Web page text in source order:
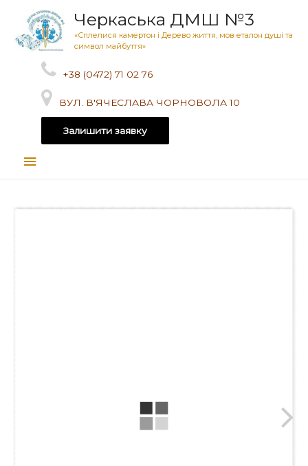
Черкаська ДМШ №3
«Сплелися камертон і Дерево життя, мов еталон душі та
символ майбуття»
+38 (0472) 71 02 76
ВУЛ. В'ЯЧЕСЛАВА ЧОРНОВОЛА 10
Залишити заявку